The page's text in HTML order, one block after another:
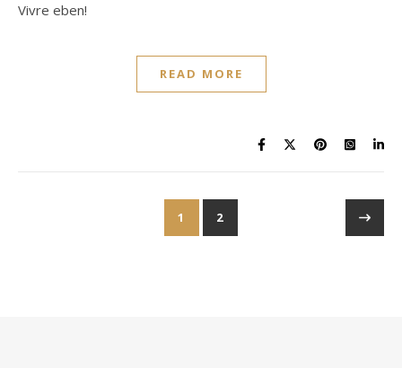
Vivre eben!
READ MORE
1 2